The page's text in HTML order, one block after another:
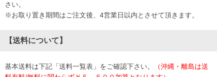
さい。
※お取り置き期間はご注文後、4営業日以内とさせて頂きます。
【送料について】
基本送料は下記「送料一覧表」をご確認下さい。
（沖縄・離島は送